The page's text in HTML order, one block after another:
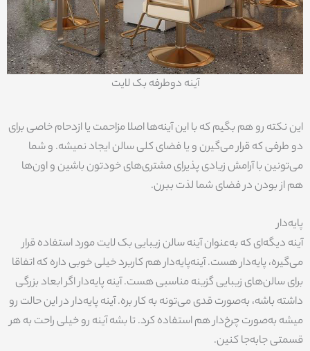
آینه دوطرفه بک لایت
این نکته رو هم بگیم که با این آینه‌ها اصلا مزاحمت یا ازدحام خاصی برای
دو طرفی که قرار می‌گیرن و یا فضای کلی سالن ایجاد نمیشه. و شما
می‌تونین با آرامش زیادی پذیرای مشتری‌های خودتون باشین و اون‌ها
هم از بودن در فضای شما لذت ببرن.
پایه‌دار
آینه دیگه‌ای که به‌عنوان آینه سالن زیبایی بک لایت مورد استفاده قرار
می‌گیره، پایه‌دار هست. آینه‌پایه‌دار هم کاربرد خیلی خوبی داره که اتفاقا
برای سالن‌های زیبایی گزینه مناسبی هست. آینه پایه‌دار اگر ابعاد بزرگی
داشته باشه، به‌صورت قدی می‌تونه به کار بره. آینه پایه‌دار در این حالت رو
میشه به‌صورت چرخ‌دار هم استفاده کرد. تا بشه آینه رو خیلی راحت به هر
قسمتی جابه‌جا کنین.